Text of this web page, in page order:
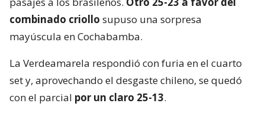
combinado criollo supuso una sorpresa
mayúscula en Cochabamba.
La Verdeamarela respondió con furia en el cuarto
set y, aprovechando el desgaste chileno, se quedó
con el parcial por un claro 25-13.